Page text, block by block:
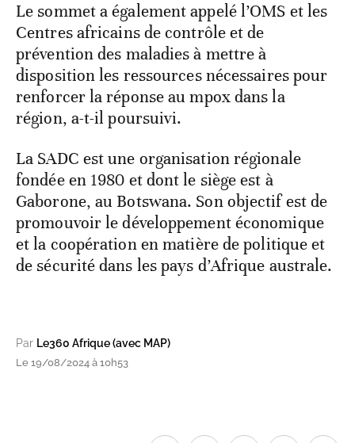
Le sommet a également appelé l’OMS et les
Centres africains de contrôle et de
prévention des maladies à mettre à
disposition les ressources nécessaires pour
renforcer la réponse au mpox dans la
région, a-t-il poursuivi.
La SADC est une organisation régionale
fondée en 1980 et dont le siège est à
Gaborone, au Botswana. Son objectif est de
promouvoir le développement économique
et la coopération en matière de politique et
de sécurité dans les pays d’Afrique australe.
Par Le360 Afrique (avec MAP)
Le 19/08/2024 à 10h53